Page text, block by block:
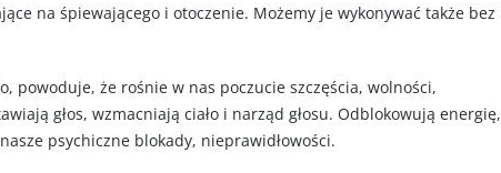
na śpiewającego i otoczenie. Możemy je wykonywać także bez
powoduje, że rośnie w nas poczucie szczęścia, wolności,
głos, wzmacniają ciało i narząd głosu. Odblokowują energię,
psychiczne blokady, nieprawidłowości.